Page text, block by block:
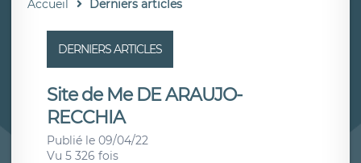
Accueil Derniers articles
DERNIERS ARTICLES
Site de Me DE ARAUJO-
RECCHIA
Publié le 09/04/22
Vu 5 326 fois